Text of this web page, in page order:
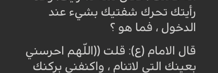
رأيتك تحرك شفتيك بشيء عند
الدخول ، فما هو ؟
قال الامام (ع): قلت ((اللّهم احرسني
بعينك التي لاتنام ، واكنفني بركنك